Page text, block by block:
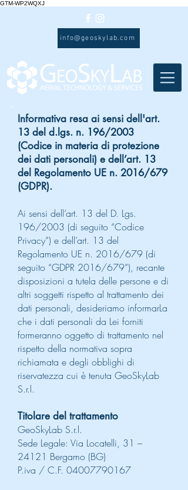
GTM-WP2WQXJ
info@geoskylab.com
Informativa resa ai sensi dell'art.
13 del d.lgs. n. 196/2003
(Codice in materia di protezione
dei dati personali) e dell’art. 13
del Regolamento UE n. 2016/679
(GDPR).
Ai sensi dell’art. 13 del D. Lgs.
196/2003 (di seguito “Codice
Privacy”) e dell’art. 13 del
Regolamento UE n. 2016/679 (di
seguito “GDPR 2016/679”), recante
disposizioni a tutela delle persone e di
altri soggetti rispetto al trattamento dei
dati personali, desideriamo informarLa
che i dati personali da Lei forniti
formeranno oggetto di trattamento nel
rispetto della normativa sopra
richiamata e degli obblighi di
riservatezza cui è tenuta GeoSkyLab
S.r.l.
Titolare del trattamento
GeoSkyLab S.r.l.
Sede Legale: Via Locatelli, 31 –
24121 Bergamo (BG)
P.iva / C.F. 04007790167